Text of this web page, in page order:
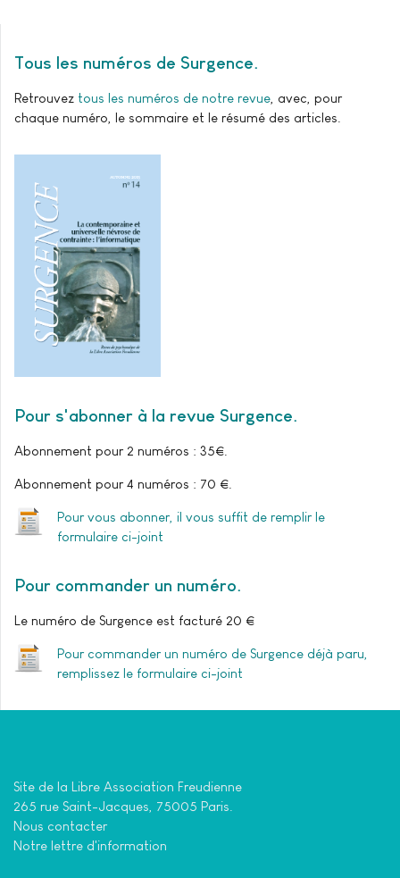
Tous les numéros de Surgence
Retrouvez tous les numéros de notre revue , avec, pour
chaque numéro, le sommaire et le résumé des articles.
Pour s'abonner à la revue Surgence
Abonnement pour 2 numéros : 35€.
Abonnement pour 4 numéros : 70 €.
Pour vous abonner, il vous suffit de remplir le
formulaire ci-joint
Pour commander un numéro
Le numéro de Surgence est facturé 20 €
Pour commander un numéro de Surgence déjà paru,
remplissez le formulaire ci-joint
Site de la Libre Association Freudienne
265 rue Saint-Jacques, 75005 Paris.
Nous contacter
Notre lettre d'information